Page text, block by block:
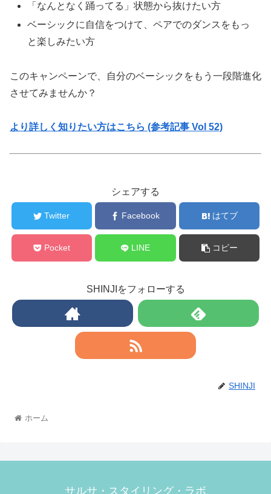
「なんとなく踊ってる」状態から抜けたい方
ベーシックに自信をつけて、ペアでのダンスをもっ
と楽しみたい方
このキャンペーンで、自分のベーシックをもう一段階進化
させてみませんか？
より詳しく知りたい方はこちら (参考記事 Vol 52)
シェアする
Twitter Facebook はてブ
Pocket LINE コピー
SHINJIをフォローする
SHINJI
ホーム
サルサ・スタイリング・ラボ